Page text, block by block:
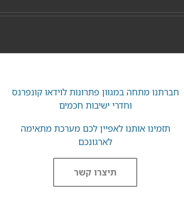
חברתנו מתחה במגוון פתרונות לוידאו קונפרנס
וחדרי ישיבות חכמים
תזמינו אותנו לאפיין לכם מערכת מתאימה
לארגונכם
תיצרו קשר